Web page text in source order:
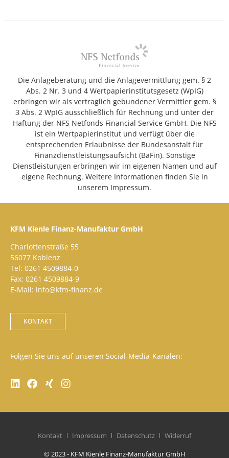
Die Anlageberatung und die Anlagevermittlung gem. § 2
Abs. 2 Nr. 3 und 4 Wertpapierinstitutsgesetz (WpIG)
erbringen wir als vertraglich gebundener Vermittler gem. §
3 Abs. 2 WpIG ausschließlich für Rechnung und unter der
Haftung der NFS Netfonds Financial Service GmbH. Die NFS
ist ein Wertpapierinstitut und verfügt über die
entsprechenden Erlaubnisse der Bundesanstalt für
Finanzdienstleistungsaufsicht (BaFin). Sonstige
Dienstleistungen erbringen wir im eigenen Namen und auf
eigene Rechnung. Weitere Informationen finden Sie in
unserem Impressum.
KFM Kienle Finanz-Manufaktur GmbH
Charlottenstraße 55
56077 Koblenz
Tel: 0261 4509884-0
Fax: 0261 4509884-9
E-Mail: info@kfm-finanz.de
KONTAKT
Folgen Sie uns auf unseren Social-Media-Kanälen:
Kontakt Impressum Datenschutz
Widerruf
© 2023 - KFM Kienle Finanz-Manufaktur GmbH